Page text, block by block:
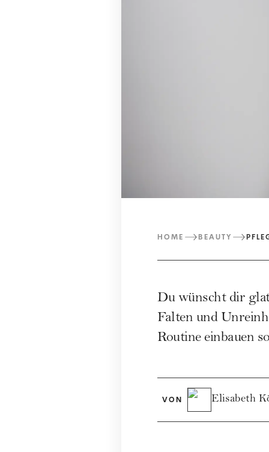
HOME BEAUTY
Du wünscht dir
Falten und
Routine einbauen
VON Elisabeth